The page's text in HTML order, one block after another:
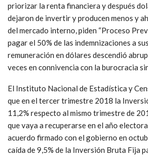
priorizar la renta financiera y después
dejaron de invertir y producen menos y
del mercado interno, piden “Proceso
pagar el 50% de las indemnizaciones a
remuneración en dólares descendió
veces en connivencia con la burocracia
El Instituto Nacional de Estadística y
que en el tercer trimestre 2018 la
11,2% respecto al mismo trimestre de
que vaya a recuperarse en el año
acuerdo firmado con el gobierno en
caída de 9,5% de la Inversión Bruta Fija